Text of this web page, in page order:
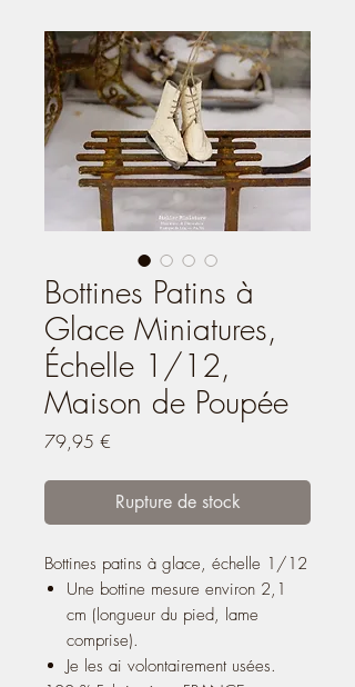
Bottines Patins à
Glace Miniatures,
Échelle 1/12,
Maison de Poupée
79,95 €
Rupture de stock
Bottines patins à glace, échelle 1/12
Une bottine mesure environ 2,1
cm (longueur du pied, lame
comprise).
Je les ai volontairement usées.